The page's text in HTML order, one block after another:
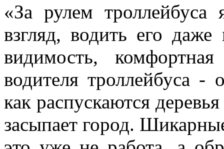
«За рулем
взгляд, водить его
видимость,
водителя троллейбуса -
как распускаются
засыпает город.